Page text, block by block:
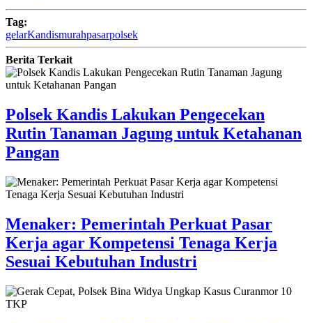
Tag:
gelarKandismurahpasarpolsek
Berita Terkait
Polsek Kandis Lakukan Pengecekan
Rutin Tanaman Jagung untuk Ketahanan
Pangan
Menaker: Pemerintah Perkuat Pasar
Kerja agar Kompetensi Tenaga Kerja
Sesuai Kebutuhan Industri